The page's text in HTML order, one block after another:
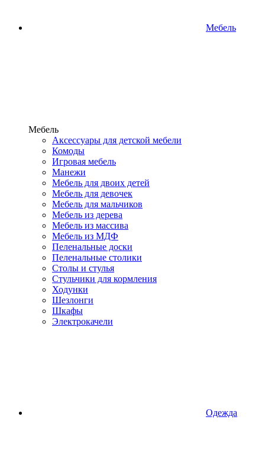
Мебель
Мебель
Аксессуары для детской мебели
Комоды
Игровая мебель
Манежи
Мебель для двоих детей
Мебель для девочек
Мебель для мальчиков
Мебель из дерева
Мебель из массива
Мебель из МДФ
Пеленальные доски
Пеленальные столики
Столы и стулья
Стульчики для кормления
Ходунки
Шезлонги
Шкафы
Электрокачели
Одежда